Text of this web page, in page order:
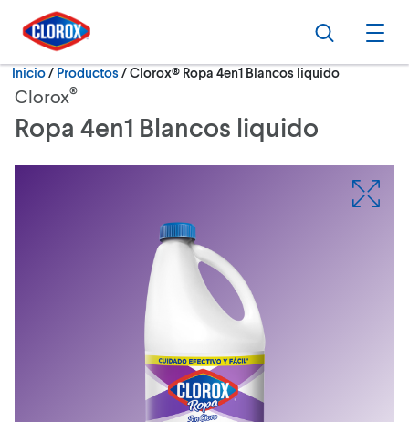
Ir al Menú principal
Ir a Contenido
Ir al Pie de página
Buscar
Inicio/ Productos Actualmente:
Clorox® Ropa 4en1 Blancos liquido
Clorox®
Ropa 4en1 Blancos liquido